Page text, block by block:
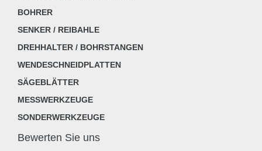
BOHRER
SENKER / REIBAHLE
DREHHALTER / BOHRSTANGEN
WENDESCHNEIDPLATTEN
SÄGEBLÄTTER
MESSWERKZEUGE
SONDERWERKZEUGE
Bewerten Sie uns